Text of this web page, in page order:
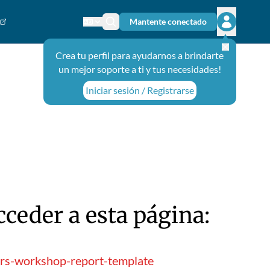
Cambiar el idioma
Ícono de búsqueda
Mantente conectado
Abrir el
Crea tu perfil para ayudarnos a brindarte
un mejor soporte a ti y tus necesidades!
Iniciar sesión / Registrarse
a esta página:
workshop-report-template